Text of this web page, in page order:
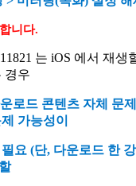
니다.
는 iOS 에서 재생
경우
로드 콘텐츠 자체 문
가능성이
요 (단, 다운로드 한